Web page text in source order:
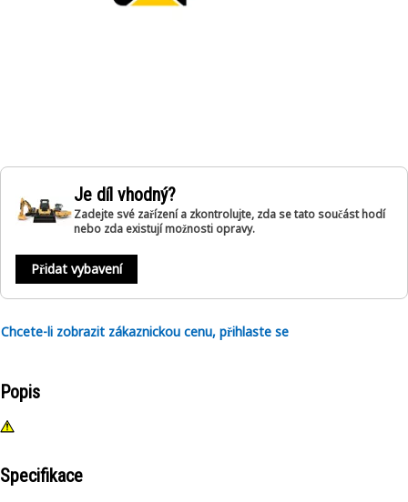
Je díl vhodný?
Zadejte své zařízení a zkontrolujte, zda se tato součást hodí
nebo zda existují možnosti opravy.
Přidat vybavení
Chcete-li zobrazit zákaznickou cenu, přihlaste se
Popis
Specifikace